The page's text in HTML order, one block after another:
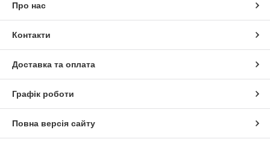
Про нас
Контакти
Доставка та оплата
Графік роботи
Повна версія сайту